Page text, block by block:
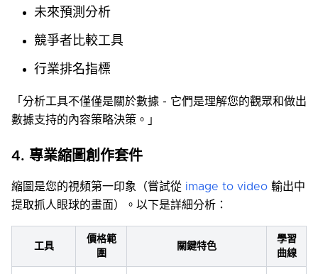
未來預測分析
競爭者比較工具
行業排名指標
「分析工具不僅僅是關於數據 - 它們是理解您的觀眾和做出
數據支持的內容策略決策。」
4. 專業縮圖創作套件
縮圖是您的視頻第一印象（嘗試從 image to video 輸出中
提取抓人眼球的畫面）。以下是詳細分析：
工具
價格範
圍
關鍵特色
學習
曲線